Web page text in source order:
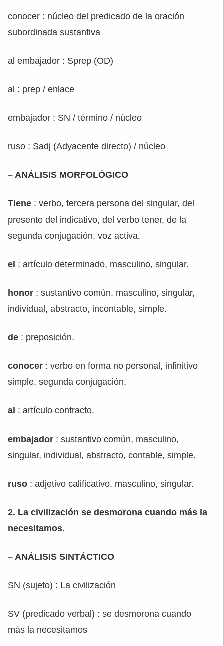
conocer : núcleo del predicado de la oración
subordinada sustantiva
al embajador : Sprep (OD)
al : prep / enlace
embajador : SN / término / núcleo
ruso : Sadj (Adyacente directo) / núcleo
– ANÁLISIS MORFOLÓGICO
Tiene : verbo, tercera persona del singular, del
presente del indicativo, del verbo tener, de la
segunda conjugación, voz activa.
el : artículo determinado, masculino, singular.
honor : sustantivo común, masculino, singular,
individual, abstracto, incontable, simple.
de : preposición.
conocer : verbo en forma no personal, infinitivo
simple, segunda conjugación.
al : artículo contracto.
embajador : sustantivo común, masculino,
singular, individual, abstracto, contable, simple.
ruso : adjetivo calificativo, masculino, singular.
2. La civilización se desmorona cuando más la
necesitamos.
– ANÁLISIS SINTÁCTICO
SN (sujeto) : La civilización
SV (predicado verbal) : se desmorona cuando
más la necesitamos